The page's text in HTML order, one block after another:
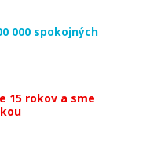
000 spokojných
15 rokov a sme